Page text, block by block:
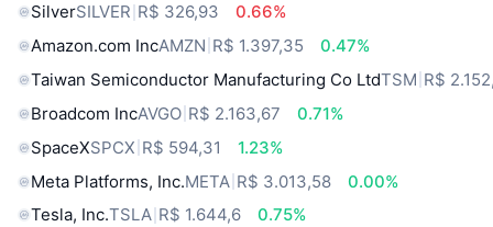
SilverSILVER R$ 326,93
0.66%
Amazon.com IncAMZN R$ 1.397,35
0.47%
Taiwan Semiconductor Manufacturing Co LtdTSM R$
Broadcom IncAVGO R$ 2.163,67
0.71%
SpaceXSPCX R$ 594,31
1.23%
Meta Platforms, Inc.META R$ 3.013,58
0.00%
Tesla, Inc.TSLA R$ 1.644,6
0.75%